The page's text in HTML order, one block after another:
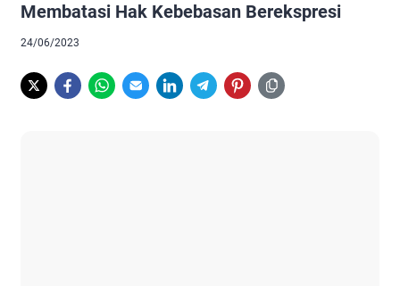
Membatasi Hak Kebebasan Berekspresi
24/06/2023